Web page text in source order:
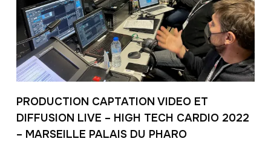
PRODUCTION CAPTATION VIDEO ET
DIFFUSION LIVE – HIGH TECH CARDIO 2022
– MARSEILLE PALAIS DU PHARO